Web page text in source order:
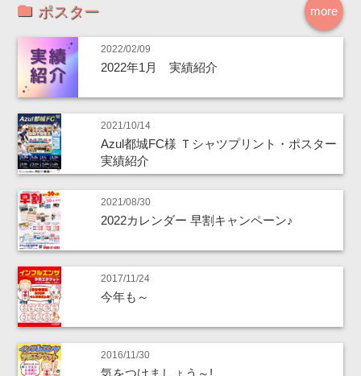
more
ポスター
2022/02/09
2022年1月 実績紹介
2021/10/14
Azul都城FC様 Ｔシャツプリント・ポスター
実績紹介
2021/08/30
2022カレンダー 早割キャンペーン♪
2017/11/24
今年も～
2016/11/30